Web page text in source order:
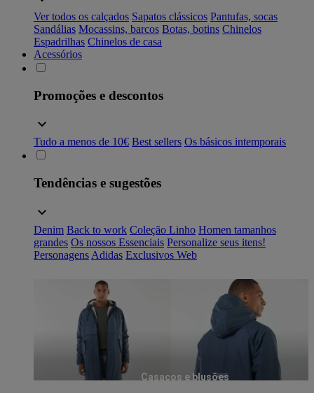
Ver todos os calçados Sapatos clássicos Pantufas, socas
Sandálias Mocassins, barcos Botas, botins Chinelos
Espadrilhas Chinelos de casa
Acessórios
Promoções e descontos
Tudo a menos de 10€ Best sellers Os básicos intemporais
Tendências e sugestões
Denim Back to work Coleção Linho Homen tamanhos
grandes Os nossos Essenciais Personalize seus itens!
Personagens Adidas Exclusivos Web
Casacos e blusões